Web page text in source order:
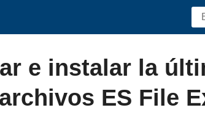
e instalar la
ES File